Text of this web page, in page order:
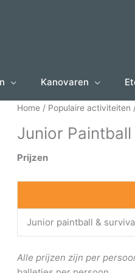
Kanovaren
Home / Populaire activiteiten
Junior Paintball
Prijzen
Junior paintball &
Alle prijzen zijn per